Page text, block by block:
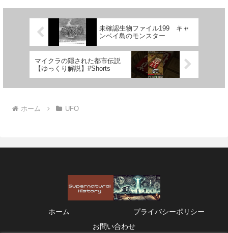
未確認生物ファイル199 キャ
ンベイ島のモンスター
マイクラの隠された都市伝説
【ゆっくり解説】#Shorts
ホーム UFO
ホーム
プライバシーポリシー
お問い合わせ